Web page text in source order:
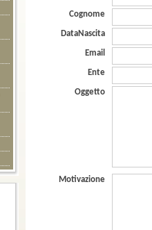
Cognome
DataNascita
Email
Ente
Oggetto
Motivazione